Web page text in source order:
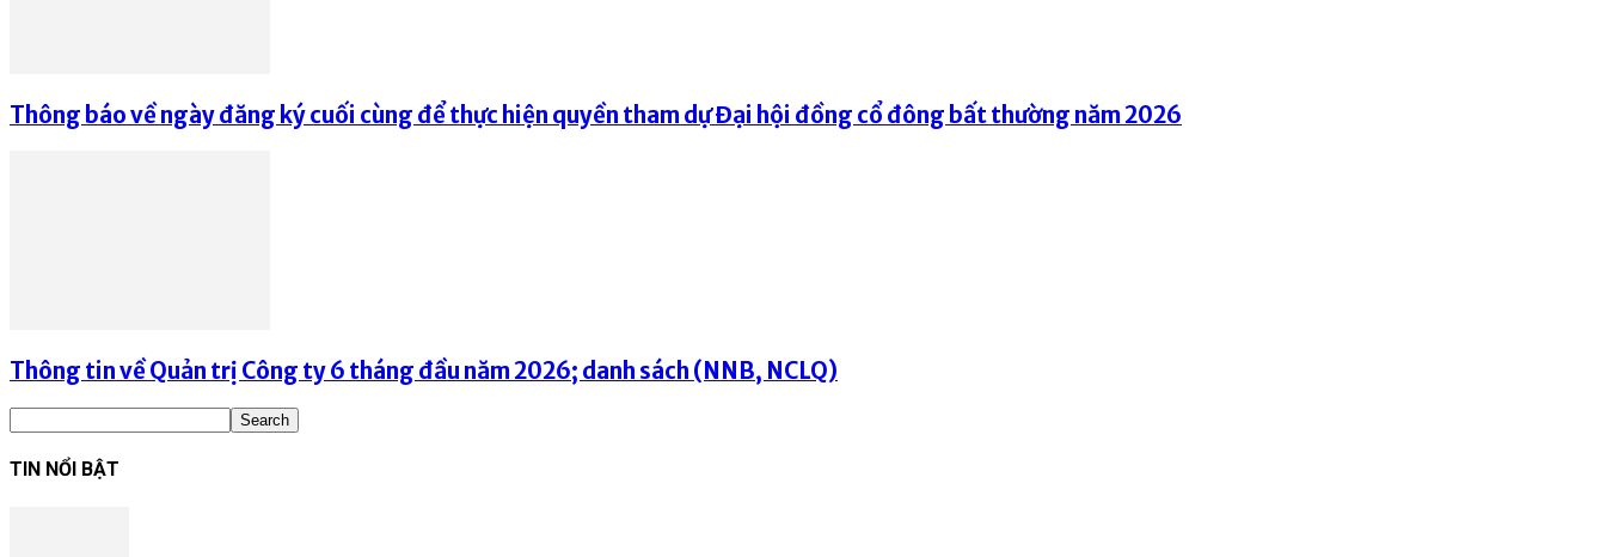
Thông báo về ngày đăng ký cuối cùng để thực hiện quyền tham dự Đại hội đồng cổ đông bất thường năm 2026
Thông tin về Quản trị Công ty 6 tháng đầu năm 2026; danh sách (NNB, NCLQ)
TIN NỔI BẬT